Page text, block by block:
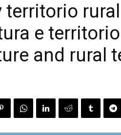
rural
e territorio
and rural